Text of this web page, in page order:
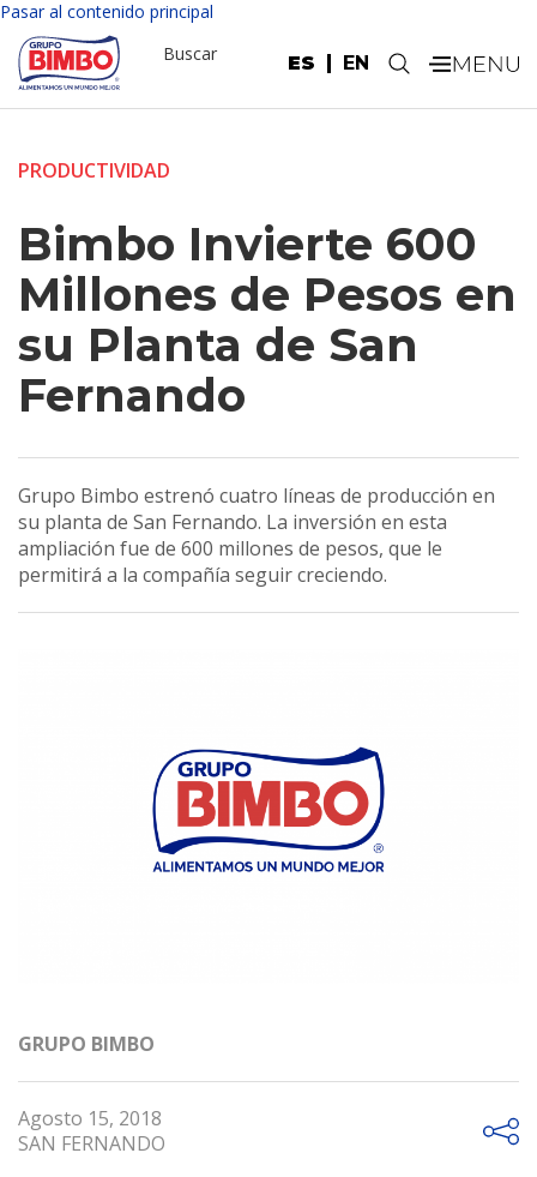
Pasar al contenido principal
ES EN
Buscar .
PRODUCTIVIDAD
Bimbo Invierte 600
Millones de Pesos en
su Planta de San
Fernando
Grupo Bimbo estrenó cuatro líneas de producción en
su planta de San Fernando. La inversión en esta
ampliación fue de 600 millones de pesos, que le
permitirá a la compañía seguir creciendo.
GRUPO BIMBO
Agosto 15, 2018
SAN FERNANDO